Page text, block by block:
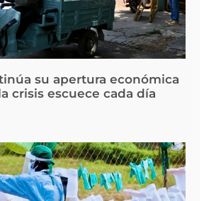
su apertura económica
crisis escuece cada día